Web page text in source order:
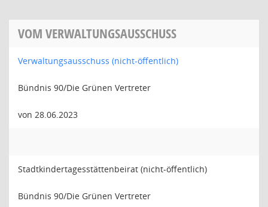
VOM VERWALTUNGSAUSSCHUSS
Verwaltungsausschuss (nicht-öffentlich)
Bündnis 90/Die Grünen Vertreter
von 28.06.2023
Stadtkindertagesstättenbeirat (nicht-öffentlich)
Bündnis 90/Die Grünen Vertreter